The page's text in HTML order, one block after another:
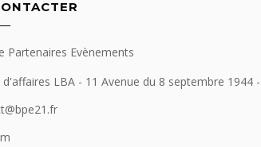
Partenaires Evènements
d'affaires LBA - 11 Avenue du 8 septembre 1944